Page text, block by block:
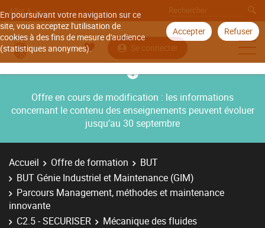
En poursuivant votre navigation sur ce
site, vous acceptez l'utilisation de
cookies à des fins de mesure d'audience
(statistiques anonymes).
Accepter Refuser
Aller à
Se connecter
Offre en cours de modification : les informations
concernant le contenu des enseignements peuvent évoluer
jusqu’au 30 septembre
Accueil Offre de formation
BUT
BUT Génie Industriel et Maintenance (GIM)
Parcours Management, méthodes et maintenance
innovante
C2.5 - SECURISER
Mécanique des fluides